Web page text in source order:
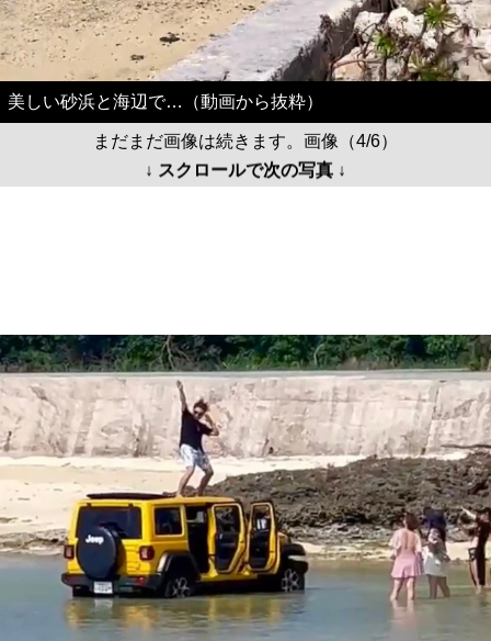
美しい砂浜と海辺で…（動画から抜粋）
まだまだ画像は続きます。画像（4/6）
↓ スクロールで次の写真 ↓